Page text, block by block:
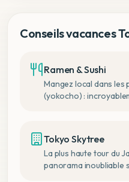
Conseils vacances
Ramen & Sushi
Mangez local dans
(yokocho) :
Tokyo Skytree
La plus haute tour du
panorama inoubliable